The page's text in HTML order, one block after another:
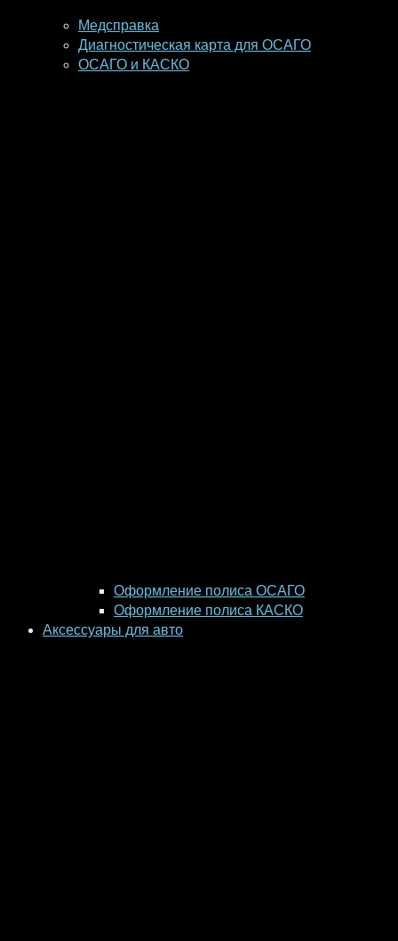
Медсправка
Диагностическая карта для ОСАГО
ОСАГО и КАСКО
Оформление полиса ОСАГО
Оформление полиса КАСКО
Аксессуары для авто